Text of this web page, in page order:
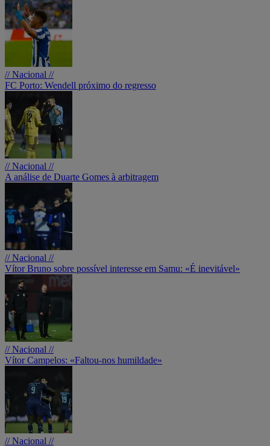
// Nacional //
FC Porto: Wendell próximo do regresso
// Nacional //
A análise de Duarte Gomes à arbitragem
// Nacional //
Vítor Bruno sobre possível interesse em Samu: «É inevitável»
// Nacional //
Vítor Campelos: «Faltou-nos humildade»
// Nacional //